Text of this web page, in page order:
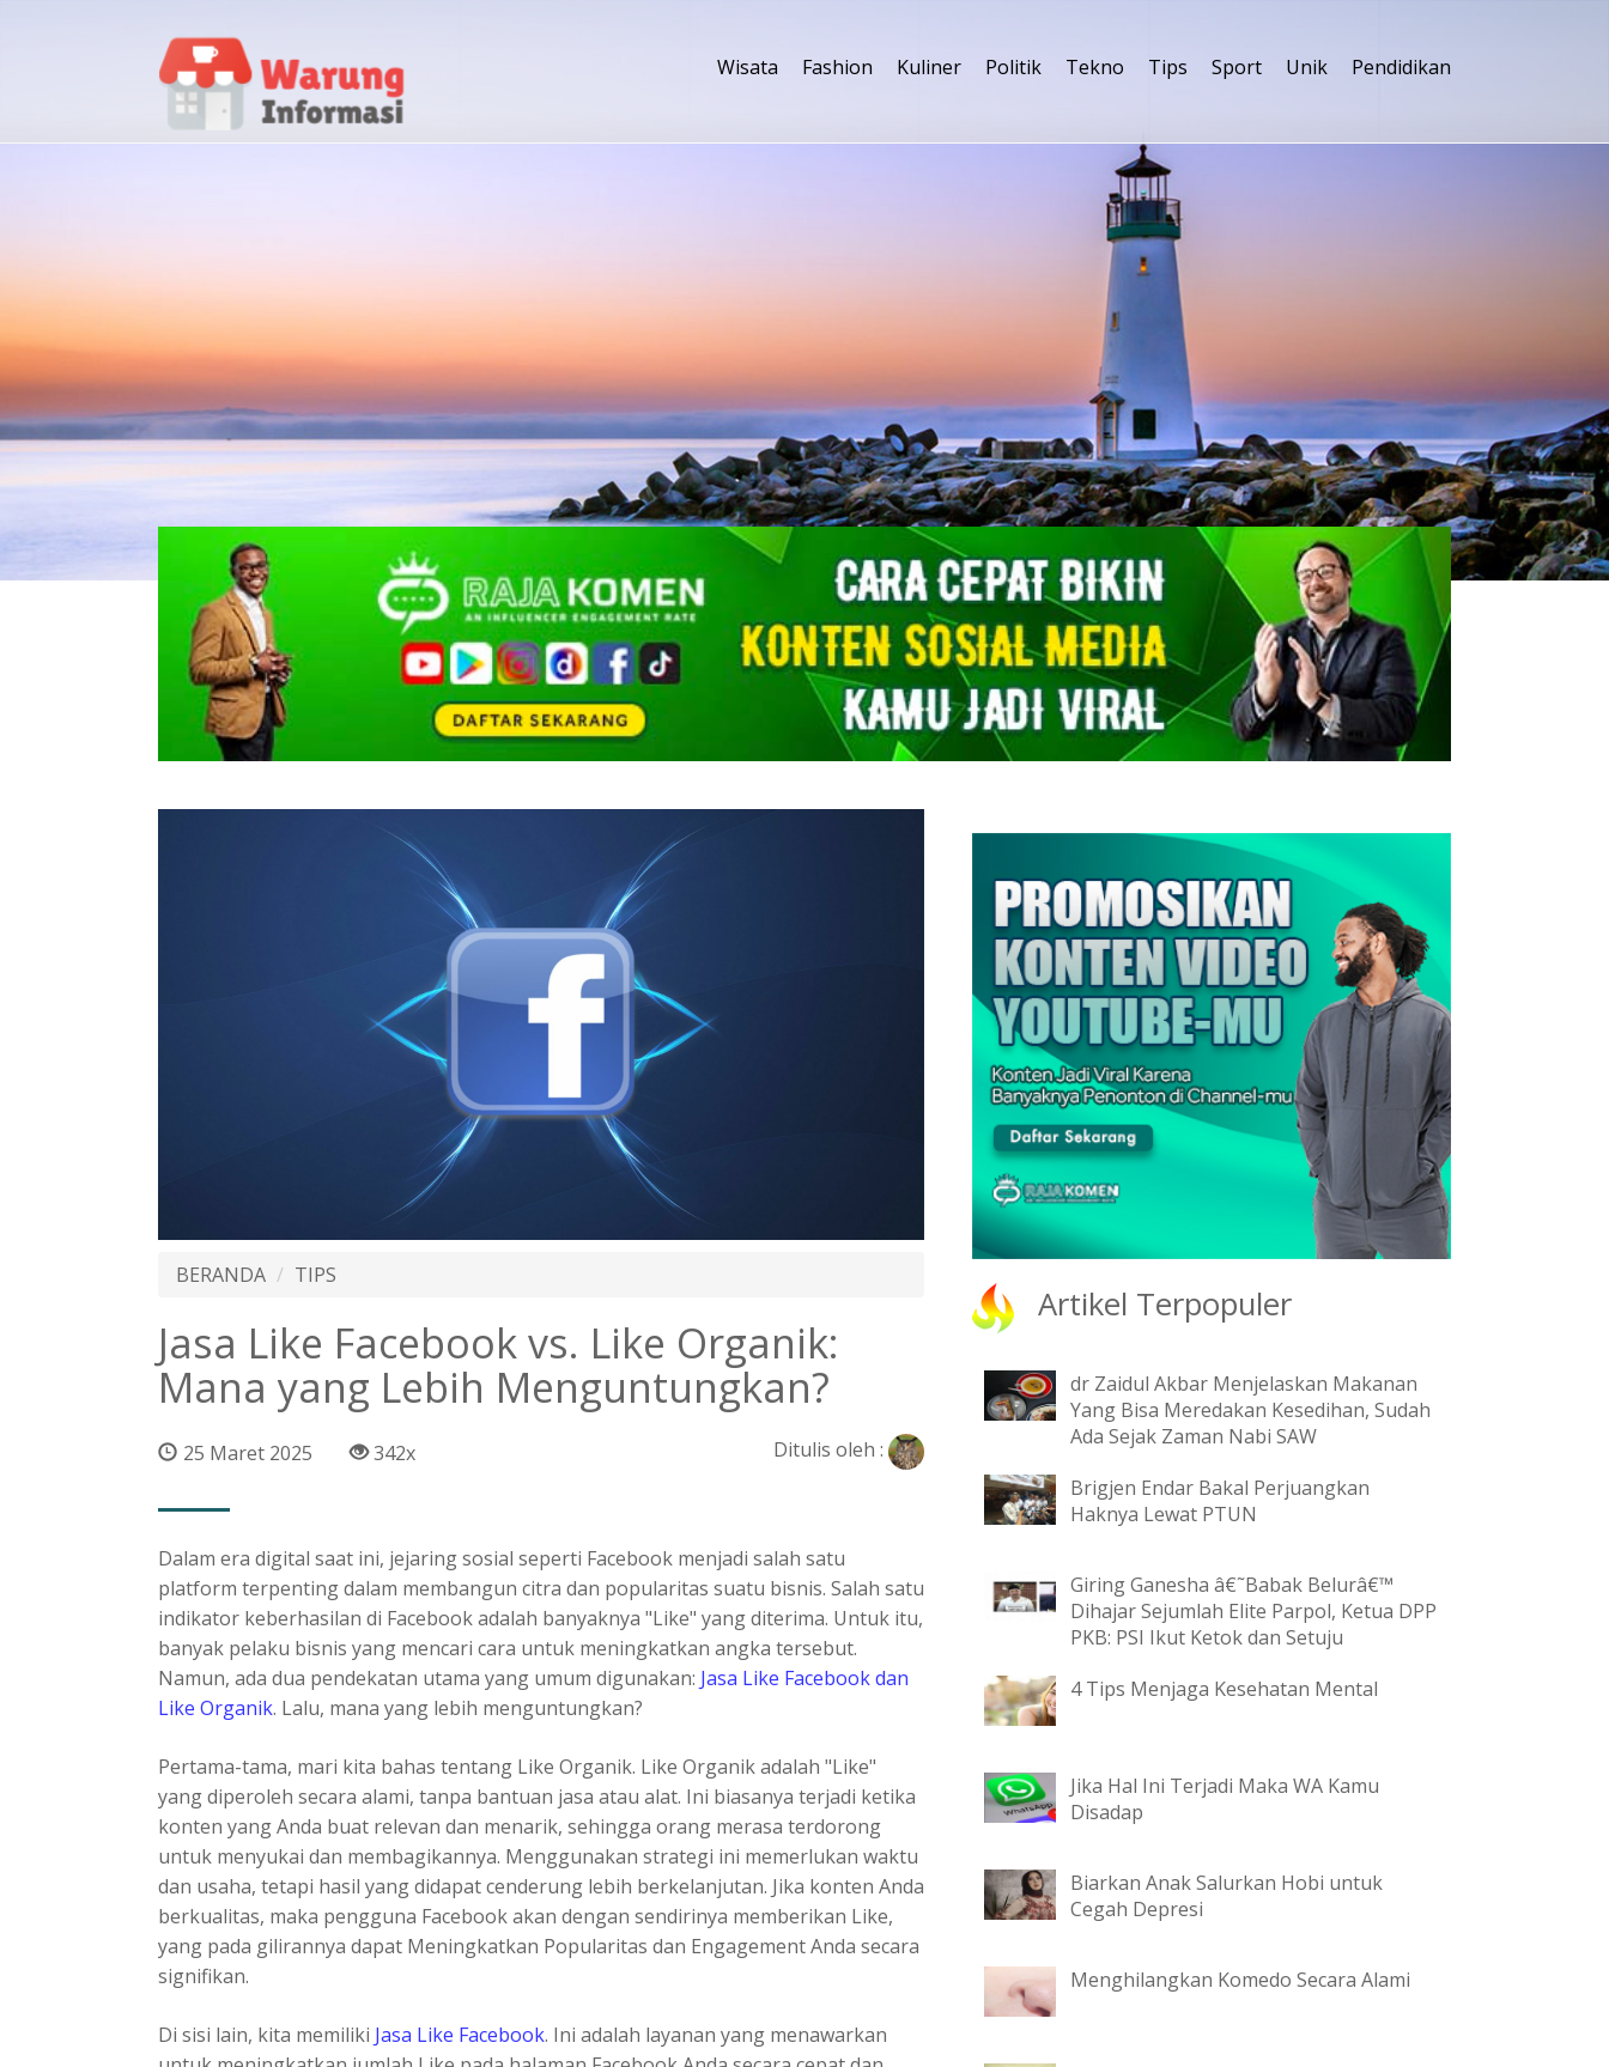
Wisata Fashion Kuliner Politik Tekno Tips Sport Unik Pendidikan
BERANDA TIPS
Jasa Like Facebook vs. Like Organik:
Mana yang Lebih Menguntungkan?
25 Maret 2025 342x Ditulis oleh :
Dalam era digital saat ini, jejaring sosial seperti Facebook menjadi salah satu
platform terpenting dalam membangun citra dan popularitas suatu bisnis. Salah satu
indikator keberhasilan di Facebook adalah banyaknya "Like" yang diterima. Untuk itu,
banyak pelaku bisnis yang mencari cara untuk meningkatkan angka tersebut.
Namun, ada dua pendekatan utama yang umum digunakan: Jasa Like Facebook dan
Like Organik. Lalu, mana yang lebih menguntungkan?
Pertama-tama, mari kita bahas tentang Like Organik. Like Organik adalah "Like"
yang diperoleh secara alami, tanpa bantuan jasa atau alat. Ini biasanya terjadi ketika
konten yang Anda buat relevan dan menarik, sehingga orang merasa terdorong
untuk menyukai dan membagikannya. Menggunakan strategi ini memerlukan waktu
dan usaha, tetapi hasil yang didapat cenderung lebih berkelanjutan. Jika konten Anda
berkualitas, maka pengguna Facebook akan dengan sendirinya memberikan Like,
yang pada gilirannya dapat Meningkatkan Popularitas dan Engagement Anda secara
signifikan.
Di sisi lain, kita memiliki Jasa Like Facebook. Ini adalah layanan yang menawarkan
Artikel Terpopuler
dr Zaidul Akbar Menjelaskan Makanan
Yang Bisa Meredakan Kesedihan, Sudah
Ada Sejak Zaman Nabi SAW
Brigjen Endar Bakal Perjuangkan
Haknya Lewat PTUN
Giring Ganesha â€˜Babak Belurâ€™
Dihajar Sejumlah Elite Parpol, Ketua DPP
PKB: PSI Ikut Ketok dan Setuju
4 Tips Menjaga Kesehatan Mental
Jika Hal Ini Terjadi Maka WA Kamu
Disadap
Biarkan Anak Salurkan Hobi untuk
Cegah Depresi
Menghilangkan Komedo Secara Alami